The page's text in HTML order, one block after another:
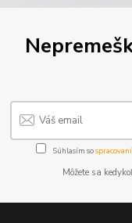
Súhlasím so
Môžete sa